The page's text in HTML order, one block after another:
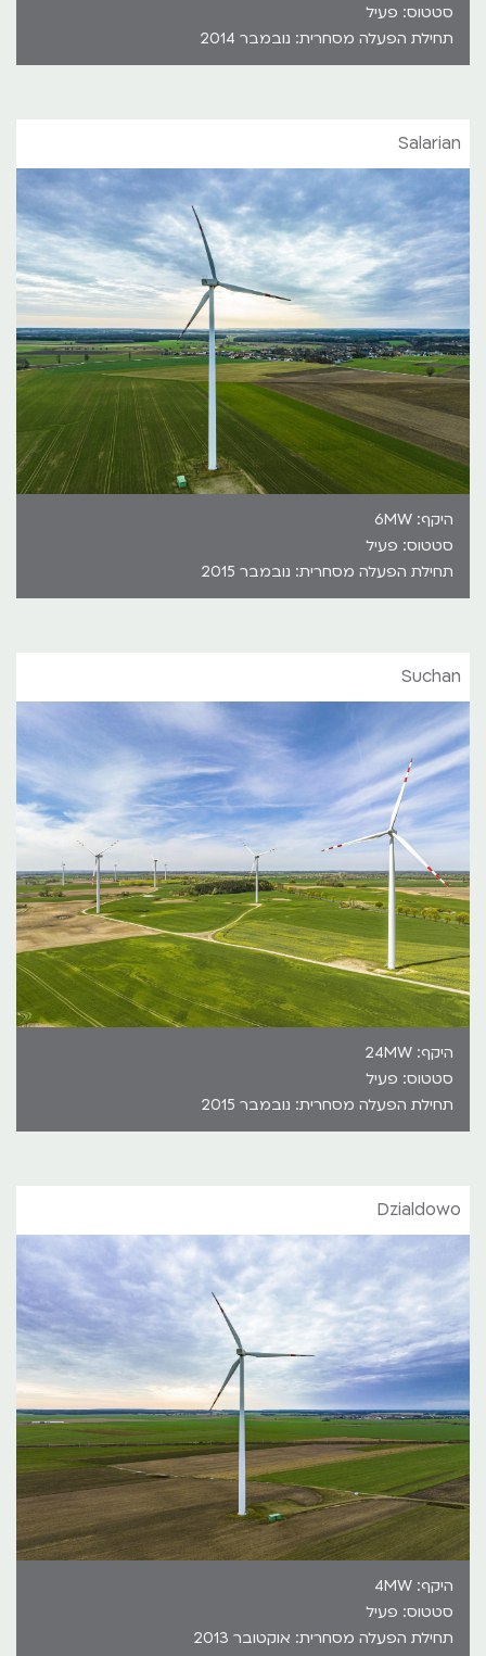
סטטוס: פעיל
תחילת הפעלה מסחרית: נובמבר 2014
Salarian
היקף: 6MW
סטטוס: פעיל
תחילת הפעלה מסחרית: נובמבר 2015
Suchan
היקף: 24MW
סטטוס: פעיל
תחילת הפעלה מסחרית: נובמבר 2015
Dzialdowo
היקף: 4MW
סטטוס: פעיל
תחילת הפעלה מסחרית: אוקטובר 2013